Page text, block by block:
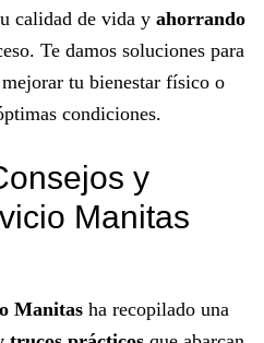
calidad de vida y ahorrando
Te damos soluciones para
tu bienestar físico o
condiciones.
y
Manitas
Manitas ha recopilado una